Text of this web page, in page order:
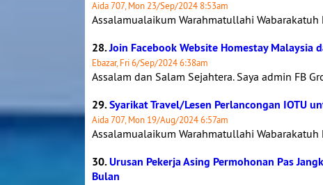
Aida 707, Mon 23/Sep/2024 8:53am
Assalamualaikum Warahmatullahi
28.Join Facebook Website Homestay Malaysia
Ebazar, Fri 6/Sep/2024 6:38am
Assalam dan Salam Sejahtera. Saya admin FB
29.Syarikat Travel/Lesen Perlancongan IOTU
Aida 707, Mon 19/Aug/2024 6:57am
Assalamualaikum Warahmatullahi
30.Urusan Pekerja Asing Permohonan Pas
Bulan